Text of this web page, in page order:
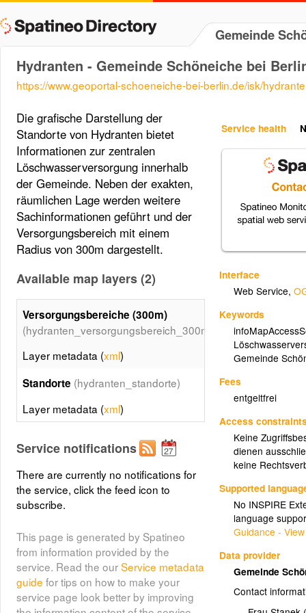
Gemeinde
Hydranten - Gemeinde Schöneiche bei
https://www.geoportal-schoeneiche-bei-berlin.de/isk/
Service health
Interface
Web Service,
Keywords
Gemeinde
Fees
entgeltfrei
Access
Keine
dienen
keine
Supported
No INSPIRE
language
Guidance -
Data provider
Gemeinde
Contact
Die grafische Darstellung der
Standorte von Hydranten bietet
Informationen zur zentralen
Löschwasserversorgung innerhalb
der Gemeinde. Neben der exakten,
räumlichen Lage werden weitere
Sachinformationen geführt und der
Versorgungsbereich mit einem
Radius von 300m dargestellt.
Available map layers (2)
Versorgungsbereiche (300m)
(hydranten_versorgungsbereich_300m)
Layer metadata (xml)
Standorte (hydranten_standorte)
Layer metadata (xml)
Service notifications
There are currently no notifications for
the service, click the feed icon to
subscribe.
This page is generated by Spatineo
from information provided by the
service. Read the ourService metadata
guide for tips on how to make your
service page look better by improving